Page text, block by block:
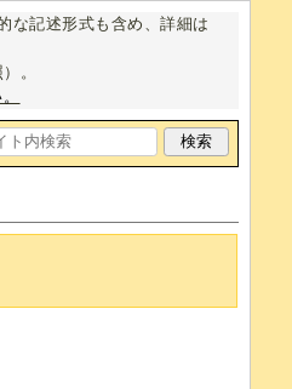
な記述形式も含め、詳細は
。